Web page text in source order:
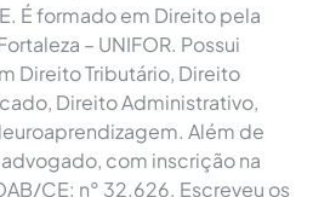
É formado em Direito pela
– UNIFOR. Possui
Direito Tributário, Direito
Direito Administrativo,
Além de
com inscrição na
CE: n° 32.626. Escreveu os